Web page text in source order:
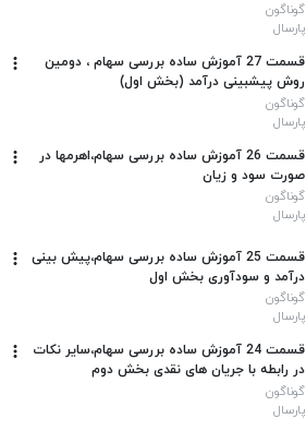
گوناگون
پارسال
قسمت 27 آموزش ساده بررسی سهام ، دومین
روش پیشبینی درآمد (بخش اول)
گوناگون
پارسال
قسمت 26 آموزش ساده بررسی سهام،اهرمها در
صورت سود و زیان
گوناگون
پارسال
قسمت 25 آموزش ساده بررسی سهام،پیش بینی
درآمد و سودآوری بخش اول
گوناگون
پارسال
قسمت 24 آموزش ساده بررسی سهام،سایر نکات
در رابطه با جریان های نقدی بخش دوم
گوناگون
پارسال